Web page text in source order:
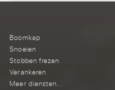
Boomkap
Snoeien
Stobben frezen
Verankeren
Meer diensten...